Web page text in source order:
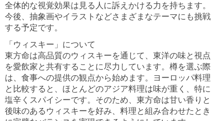
全体的な視覚効果は見る人に訴えかける力を持ちます。
今後、抽象画やイラストなどさまざまなテーマにも挑戦
する予定です。
「ウィスキー」について
東方命は高品質のウィスキーを通じて、東洋の味と視点
を愛飲家と共有することに尽力しています。樽を選ぶ際
は、食事への提供の観点から始めます。ヨーロッパ料理
と比較すると、ほとんどのアジア料理は味が重く、特に
塩辛くスパイシーです。そのため、東方命は甘い香りと
後味のあるウィスキーを好み、料理と組み合わせたとき